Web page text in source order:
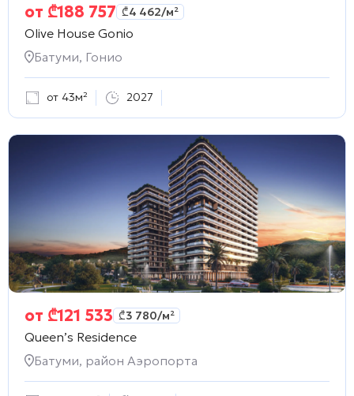
от ₾188 757 ₾4 462/м²
Olive House Gonio
Батуми, Гонио
от 43м² 2027
от ₾121 533 ₾3 780/м²
Queen’s Residence
Батуми, район Аэропорта